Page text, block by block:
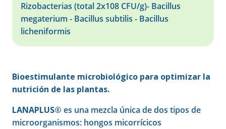
Rizobacterias (total 2x108 CFU/g)- Bacillus
megaterium - Bacillus subtilis - Bacillus
licheniformis
Bioestimulante microbiológico para optimizar la
nutrición de las plantas.
LANAPLUS® es una mezcla única de dos tipos de
microorganismos: hongos micorrícicos